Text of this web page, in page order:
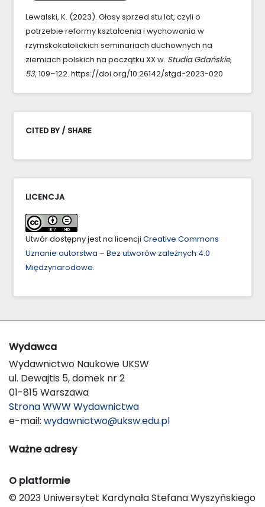
Lewalski, K. (2023). Głosy sprzed stu lat, czyli o
potrzebie reformy kształcenia i wychowania w
rzymskokatolickich seminariach duchownych na
ziemiach polskich na początku XX w. Studia Gdańskie,
53, 109–122. https://doi.org/10.26142/stgd-2023-020
CITED BY / SHARE
LICENCJA
Utwór dostępny jest na licencji Creative Commons
Uznanie autorstwa – Bez utworów zależnych 4.0
Międzynarodowe.
Wydawca
Wydawnictwo Naukowe UKSW
ul. Dewajtis 5, domek nr 2
01-815 Warszawa
Strona WWW Wydawnictwa
e-mail: wydawnictwo@uksw.edu.pl
Ważne adresy
O platformie
© 2023 Uniwersytet Kardynała Stefana Wyszyńskiego